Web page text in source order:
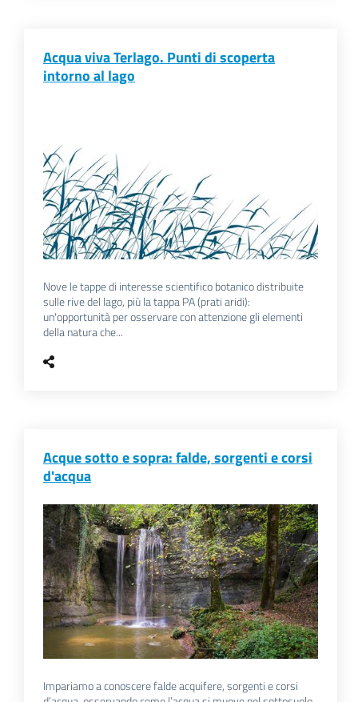
Acqua viva Terlago. Punti di scoperta
intorno al lago
Nove le tappe di interesse scientifico botanico distribuite
sulle rive del lago, più la tappa PA (prati aridi):
un'opportunità per osservare con attenzione gli elementi
della natura che...
Acque sotto e sopra: falde, sorgenti e corsi
d'acqua
Impariamo a conoscere falde acquifere, sorgenti e corsi